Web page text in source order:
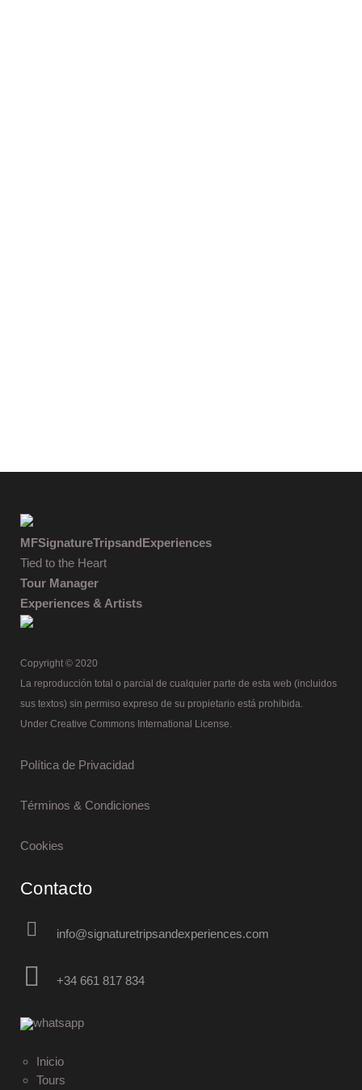
MFSignatureTripsandExperiences
Tied to the Heart
Tour Manager
Experiences & Artists
Copyright © 2020
La reproducción total o parcial de cualquier parte de esta web (incluidos
sus textos) sin permiso expreso de su propietario está prohibida.
Under Creative Commons International License.
Política de Privacidad
Términos & Condiciones
Cookies
Contacto
info@signaturetripsandexperiences.com
+34 661 817 834
Inicio
Tours